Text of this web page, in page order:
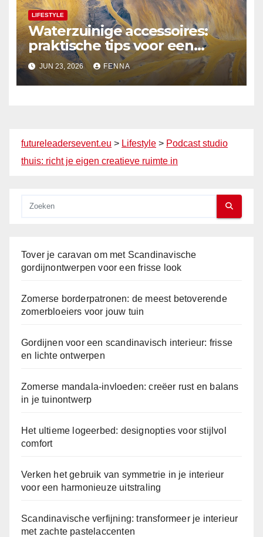
LIFESTYLE
Waterzuinige accessoires:
praktische tips voor een
milieuvriendelijk huis
JUN 23, 2026 FENNA
futureleadersevent.eu > Lifestyle > Podcast studio
thuis: richt je eigen creatieve ruimte in
Tover je caravan om met Scandinavische
gordijnontwerpen voor een frisse look
Zomerse borderpatronen: de meest betoverende
zomerbloeiers voor jouw tuin
Gordijnen voor een scandinavisch interieur: frisse
en lichte ontwerpen
Zomerse mandala-invloeden: creëer rust en balans
in je tuinontwerp
Het ultieme logeerbed: designopties voor stijlvol
comfort
Verken het gebruik van symmetrie in je interieur
voor een harmonieuze uitstraling
Scandinavische verfijning: transformeer je interieur
met zachte pastelaccenten